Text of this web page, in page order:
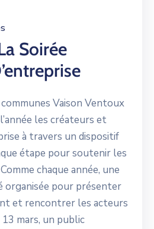
Soirée
Vaison Ventoux
les créateurs et
à travers un dispositif
étape pour soutenir les
chaque année, une
organisée pour présenter
et rencontrer les acteurs
mars, un public